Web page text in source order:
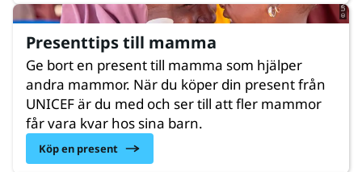
Presenttips till mamma
Ge bort en present till mamma som hjälper
andra mammor. När du köper din present från
UNICEF är du med och ser till att fler mammor
får vara kvar hos sina barn.
Köp en present